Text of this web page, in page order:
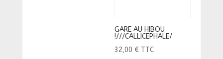
GARE AU HIBOU
!///CALLICEPHALE/
32,00 € TTC